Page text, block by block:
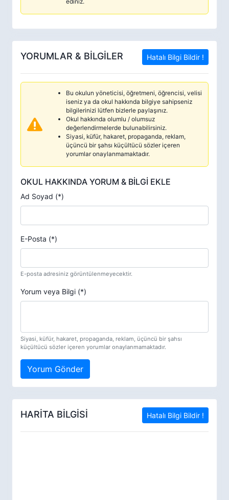
YORUMLAR & BİLGİLER Hatalı Bilgi Bildir !
Bu okulun yöneticisi, öğretmeni, öğrencisi, velisi
iseniz ya da okul hakkında bilgiye sahipseniz
bilgilerinizi lütfen bizlerle paylaşınız.
Okul hakkında olumlu / olumsuz
değerlendirmelerde bulunabilirsiniz.
Siyasi, küfür, hakaret, propaganda, reklam,
üçüncü bir şahsı küçültücü sözler içeren
yorumlar onaylanmamaktadır.
OKUL HAKKINDA YORUM & BİLGİ EKLE
Ad Soyad (*)
E-Posta (*)
E-posta adresiniz görüntülenmeyecektir.
Yorum veya Bilgi (*)
Siyasi, küfür, hakaret, propaganda, reklam, üçüncü bir şahsı
küçültücü sözler içeren yorumlar onaylanmamaktadır.
Yorum Gönder
HARİTA BİLGİSİ Hatalı Bilgi Bildir !